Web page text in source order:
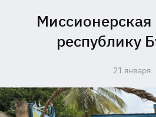
Миссионерская
республику
21 января